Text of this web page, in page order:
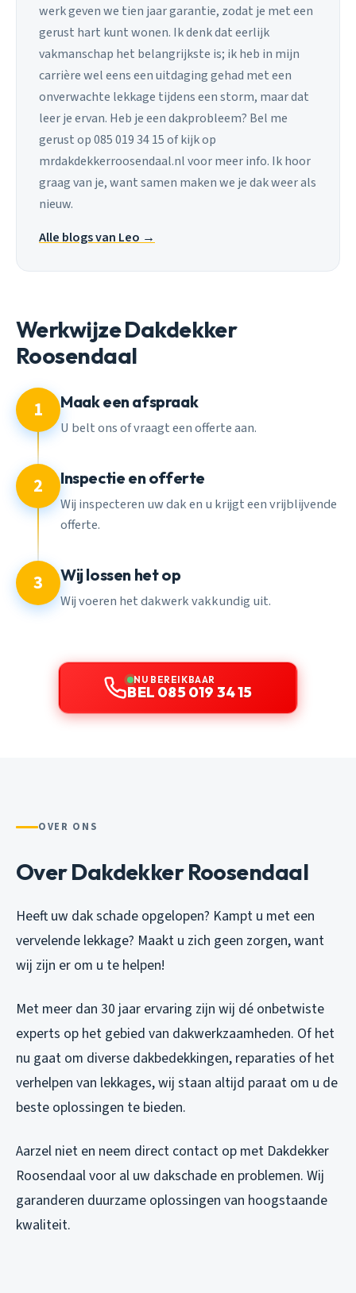
werk geven we tien jaar garantie, zodat je met een
gerust hart kunt wonen. Ik denk dat eerlijk
vakmanschap het belangrijkste is; ik heb in mijn
carrière wel eens een uitdaging gehad met een
onverwachte lekkage tijdens een storm, maar dat
leer je ervan. Heb je een dakprobleem? Bel me
gerust op 085 019 34 15 of kijk op
mrdakdekkerroosendaal.nl voor meer info. Ik hoor
graag van je, want samen maken we je dak weer als
nieuw.
Alle blogs van Leo →
Werkwijze Dakdekker
Roosendaal
1 Maak een afspraak
U belt ons of vraagt een offerte aan.
2 Inspectie en offerte
Wij inspecteren uw dak en u krijgt een vrijblijvende
offerte.
3 Wij lossen het op
Wij voeren het dakwerk vakkundig uit.
NU BEREIKBAAR
BEL 085 019 34 15
OVER ONS
Over Dakdekker Roosendaal
Heeft uw dak schade opgelopen? Kampt u met een
vervelende lekkage? Maakt u zich geen zorgen, want
wij zijn er om u te helpen!
Met meer dan 30 jaar ervaring zijn wij dé onbetwiste
experts op het gebied van dakwerkzaamheden. Of het
nu gaat om diverse dakbedekkingen, reparaties of het
verhelpen van lekkages, wij staan altijd paraat om u de
beste oplossingen te bieden.
Aarzel niet en neem direct contact op met Dakdekker
Roosendaal voor al uw dakschade en problemen. Wij
garanderen duurzame oplossingen van hoogstaande
kwaliteit.